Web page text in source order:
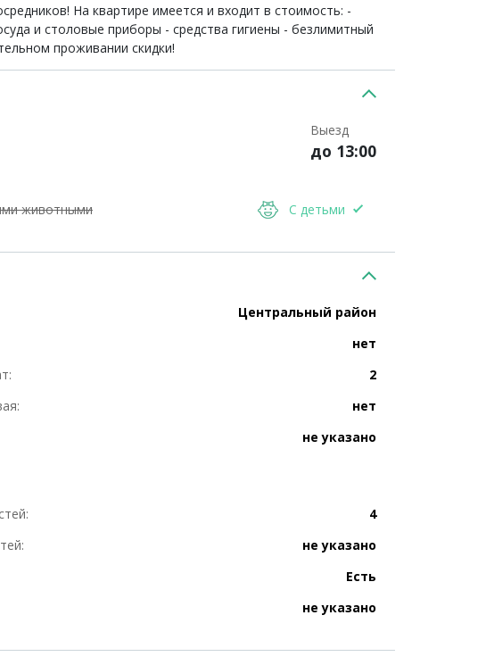
На квартире имеется и входит в стоимость: -
и столовые приборы - средства гигиены - безлимитный
проживании скидки!
Выезд
до 13:00
животными С детьми
Центральный район
нет
2
нет
не указано
4
не указано
Есть
не указано